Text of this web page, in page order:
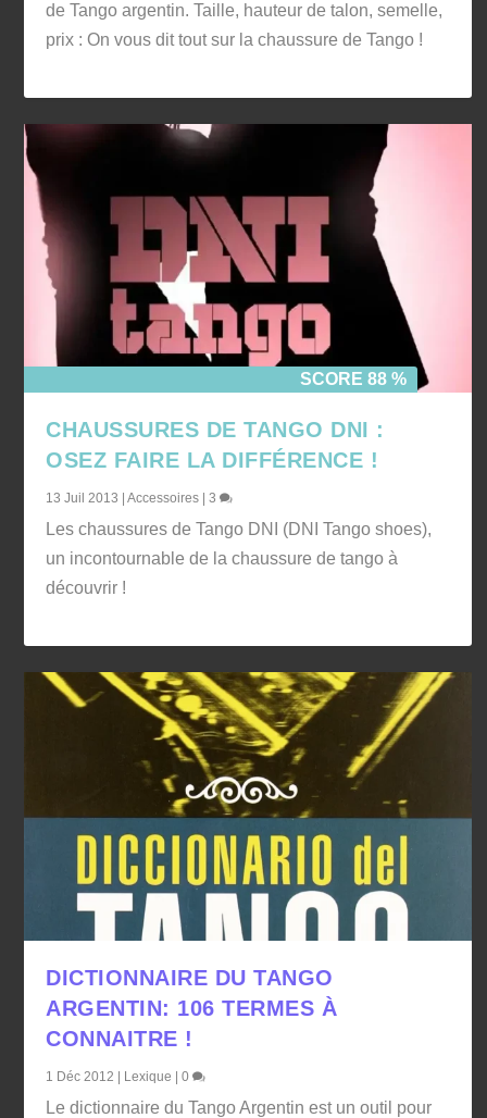
de Tango argentin. Taille, hauteur de talon, semelle,
prix : On vous dit tout sur la chaussure de Tango !
SCORE 88 %
CHAUSSURES DE TANGO DNI :
OSEZ FAIRE LA DIFFÉRENCE !
13 Juil 2013 |Accessoires |3
Les chaussures de Tango DNI (DNI Tango shoes),
un incontournable de la chaussure de tango à
découvrir !
DICTIONNAIRE DU TANGO
ARGENTIN: 106 TERMES À
CONNAITRE !
1 Déc 2012 | Lexique |0
Le dictionnaire du Tango Argentin est un outil pour